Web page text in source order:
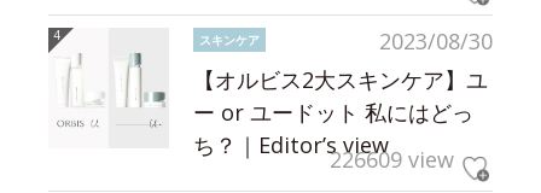
2023/08/30
スキンケア
【オルビス2大スキンケア】ユ
ー or ユードット 私にはどっ
ち？｜Editor’s view226609 view